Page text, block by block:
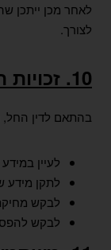
לצורך.
10. זכויות המשתמש
בהתאם לדין
לעיין
לתקן מידע
לבקש
לבקש